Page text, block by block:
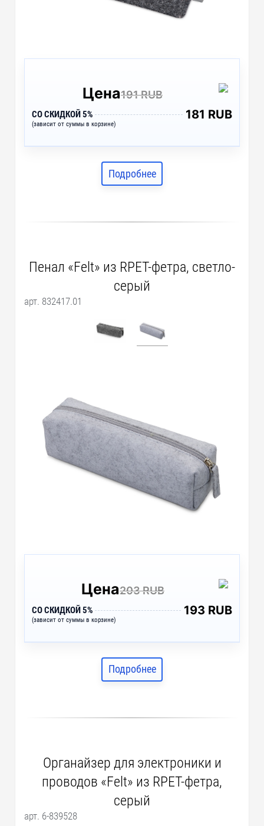
Цена191 RUB
СО СКИДКОЙ 5%
(зависит от суммы в корзине)
181 RUB
Подробнее
Пенал «Felt» из RPET-фетра, светло-
серый
арт. 832417.01
Цена203 RUB
СО СКИДКОЙ 5%
(зависит от суммы в корзине)
193 RUB
Подробнее
Органайзер для электроники и
проводов «Felt» из RPET-фетра,
серый
арт. 6-839528